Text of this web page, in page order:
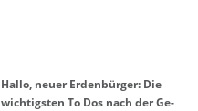
Hallo, neuer Er­den­bür­ger: Die
wich­tigs­ten To Dos nach der Ge­